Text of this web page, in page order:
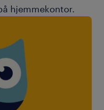
hjemmekontor.